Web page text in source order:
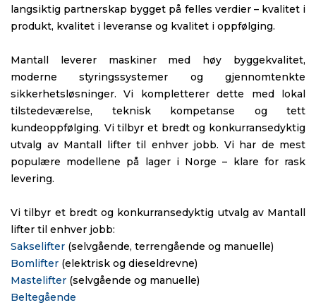
langsiktig partnerskap bygget på felles verdier – kvalitet i
produkt, kvalitet i leveranse og kvalitet i oppfølging.
Mantall leverer maskiner med høy byggekvalitet,
moderne styringssystemer og gjennomtenkte
sikkerhetsløsninger. Vi kompletterer dette med lokal
tilstedeværelse, teknisk kompetanse og tett
kundeoppfølging. Vi tilbyr et bredt og konkurransedyktig
utvalg av Mantall lifter til enhver jobb. Vi har de mest
populære modellene på lager i Norge – klare for rask
levering.
Vi tilbyr et bredt og konkurransedyktig utvalg av Mantall
lifter til enhver jobb:
Sakselifter (selvgående, terrengående og manuelle)
Bomlifter (elektrisk og dieseldrevne)
Mastelifter (selvgående og manuelle)
Beltegående